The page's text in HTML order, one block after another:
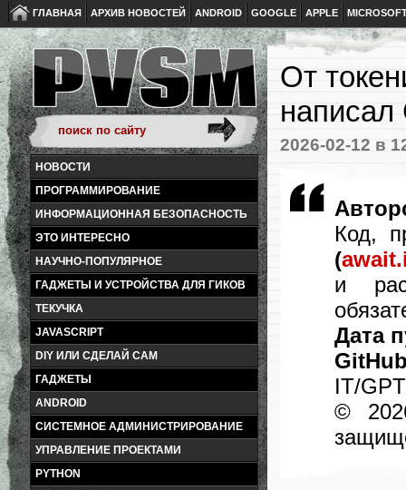
ГЛАВНАЯ АРХИВ НОВОСТЕЙ ANDROID GOOGLE APPLE
НОВОСТИ
ПРОГРАММИРОВАНИЕ
ИНФОРМАЦИОННАЯ БЕЗОПАСНОСТЬ
ЭТО ИНТЕРЕСНО
НАУЧНО-ПОПУЛЯРНОЕ
ГАДЖЕТЫ И УСТРОЙСТВА ДЛЯ ГИКОВ
ТЕКУЧКА
JAVASCRIPT
DIY ИЛИ СДЕЛАЙ САМ
ГАДЖЕТЫ
ANDROID
СИСТЕМНОЕ АДМИНИСТРИРОВАНИЕ
УПРАВЛЕНИЕ ПРОЕКТАМИ
PYTHON
От
написал
2026-02-12 в
Код,
(
и
Дата
IT/
©